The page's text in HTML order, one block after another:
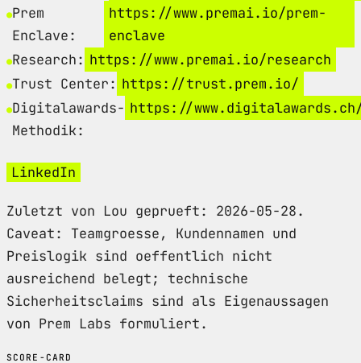
Prem
Enclave:
https://www.premai.io/prem-
enclave
Research: https://www.premai.io/research
Trust Center: https://trust.prem.io/
Digitalawards-
Methodik:
https://
LinkedIn
Zuletzt von Lou geprueft: 2026-05-28.
Caveat: Teamgroesse, Kundennamen und
Preislogik sind oeffentlich nicht
ausreichend belegt; technische
Sicherheitsclaims sind als Eigenaussagen
von Prem Labs formuliert.
SCORE-CARD